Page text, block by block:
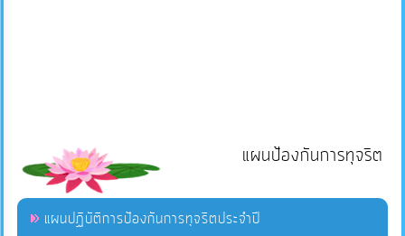
แผนป้องกันการทุจริต
แผนปฏิบัติการป้องกันการทุจริตประจำปี